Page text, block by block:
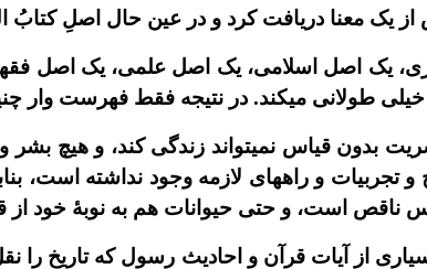
از يک معنا دريافت کرد و در عين حال اصلِ کتابُ
يک اصل اسلامى، يک اصل علمى، يک اصل
خيلى طولانى ميکند. در نتيجه فقط فهرست وار
قياس نميتواند زندگى کند، و هيچ بشر
و تجربيات و راههاى لازمه وجود نداشته است،
است، و حتى حيوانات هم به نوبۀ خود از
از آيات قرآن و احاديث رسول که تاريخ را نقل